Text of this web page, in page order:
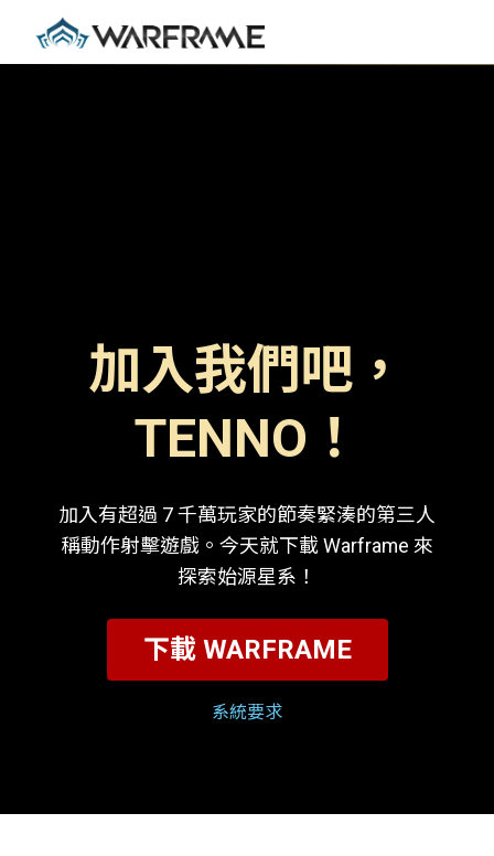
加入我們吧，
TENNO！
加入有超過 7 千萬玩家的節奏緊湊的第三人
稱動作射擊遊戲。今天就下載 Warframe 來
探索始源星系！
下載 WARFRAME
系統要求